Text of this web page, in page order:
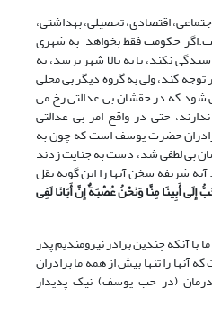
اقتصادی، تحصیلی، بهداشتی،
حکومت فقط بخواهد به شهری
نکند، یا به بالا شهر برسد، به
کند، ولی به گروه دیگر بی محلی
شود که در حقشان بی عدالتی رخ می
حتی در واقع امر بی عدالتی
حضرت یوسف است که چون به
بی لطفی شد، دست به جنایت زدند
شریفه سخن آنها را این گونه نقل
إِلَى أَبِینَا مِنَّا وَنَحْنُ عُصْبَةٌ إِنَّ أَبَانَا لَفِی
با آنکه چندین برادر نیرومندیم پدر
آنها را تنها بیش از همه ما برادران
(در حب یوسف) نیک پدیدار